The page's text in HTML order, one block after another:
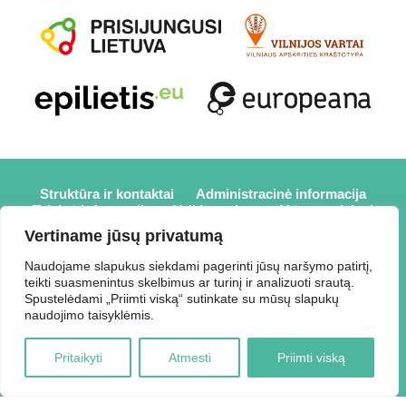
Vertiname jūsų privatumą
Naudojame slapukus siekdami pagerinti jūsų naršymo patirtį,
teikti suasmenintus skelbimus ar turinį ir analizuoti srautą.
Spustelėdami „Priimti viską“ sutinkate su mūsų slapukų
naudojimo taisyklėmis.
Pritaikyti Atmesti Priimti viską
Struktūra ir kontaktai
Administracinė informacija
Teisinė informacija
Veiklos sritys
Mūsų projektai
Karjera
Partneriai
Prisijungti
2026 © Elektrėnų savivaldybės viešoji biblioteka,
Savivaldybės biudžetinė įstaiga, Draugystės g. 2, LT-26110
Elektrėnai, tel.: +370 648 80 788, el.p.:
Duomenys kaupiami ir saugomi Juridinių asmenų registre,
kodas 188207697.